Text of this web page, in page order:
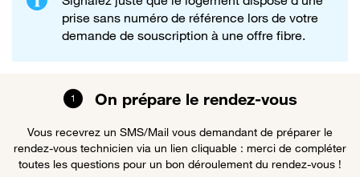
prise sans numéro de référence lors de votre
demande de souscription à une offre fibre.
On prépare le rendez-vous
Vous recevrez un SMS/Mail vous demandant de préparer le
rendez-vous technicien via un lien cliquable : merci de compléter
toutes les questions pour un bon déroulement du rendez-vous !